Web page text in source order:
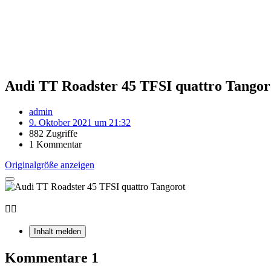
Audi TT Roadster 45 TFSI quattro
admin
9. Oktober 2021 um 21:32
882 Zugriffe
1 Kommentar
Originalgröße anzeigen
🙋‍♂️
Inhalt melden
Kommentare 1